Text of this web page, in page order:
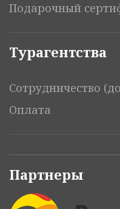
Подарочный
Турагентства
Сотрудничество
Оплата
Партнеры